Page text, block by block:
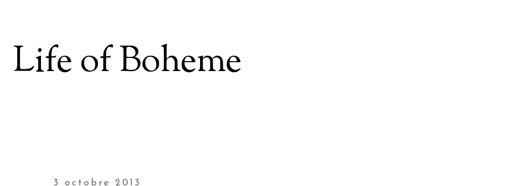
Life of Boheme
3 octobre 2013